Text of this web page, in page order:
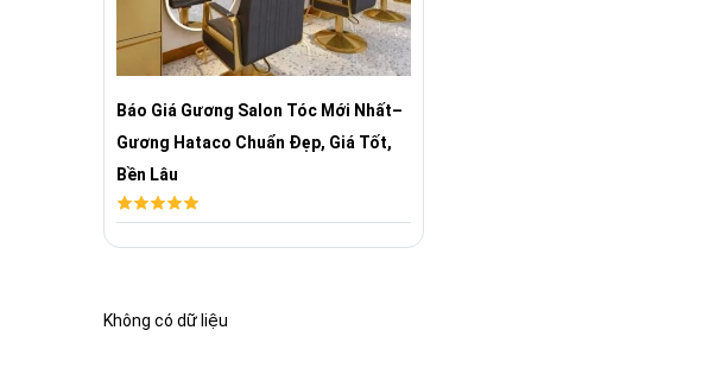
Báo Giá Gương Salon Tóc Mới Nhất–
Gương Hataco Chuẩn Đẹp, Giá Tốt,
Bền Lâu
Không có dữ liệu